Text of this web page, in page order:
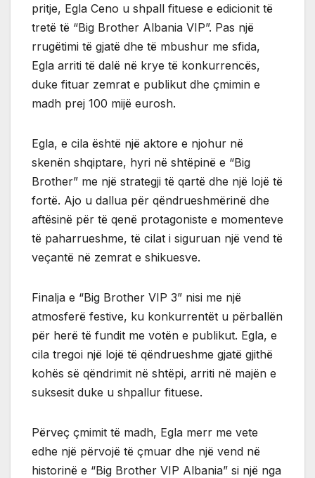
pritje, Egla Ceno u shpall fituese e edicionit të
tretë të “Big Brother Albania VIP”. Pas një
rrugëtimi të gjatë dhe të mbushur me sfida,
Egla arriti të dalë në krye të konkurrencës,
duke fituar zemrat e publikut dhe çmimin e
madh prej 100 mijë eurosh.
Egla, e cila është një aktore e njohur në
skenën shqiptare, hyri në shtëpinë e “Big
Brother” me një strategji të qartë dhe një lojë të
fortë. Ajo u dallua për qëndrueshmërinë dhe
aftësinë për të qenë protagoniste e momenteve
të paharrueshme, të cilat i siguruan një vend të
veçantë në zemrat e shikuesve.
Finalja e “Big Brother VIP 3” nisi me një
atmosferë festive, ku konkurrentët u përballën
për herë të fundit me votën e publikut. Egla, e
cila tregoi një lojë të qëndrueshme gjatë gjithë
kohës së qëndrimit në shtëpi, arriti në majën e
suksesit duke u shpallur fituese.
Përveç çmimit të madh, Egla merr me vete
edhe një përvojë të çmuar dhe një vend në
historinë e “Big Brother VIP Albania” si një nga